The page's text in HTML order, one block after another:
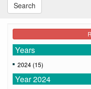
Search
Years
2024 (15)
Year 2024